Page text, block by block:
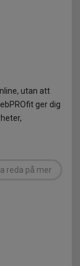
utan att
ger dig
reda på mer